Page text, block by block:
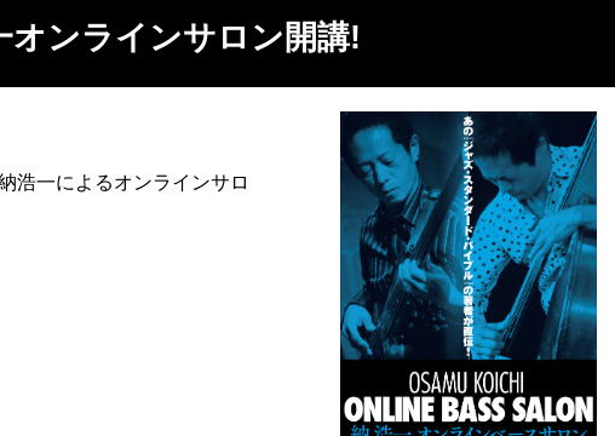
オンラインサロン開講!
浩一によるオンラインサロ